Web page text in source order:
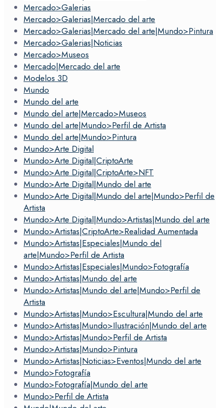
Mercado>Galerias
Mercado>Galerias|Mercado del arte
Mercado>Galerias|Mercado del arte|Mundo>Pintura
Mercado>Galerias|Noticias
Mercado>Museos
Mercado|Mercado del arte
Modelos 3D
Mundo
Mundo del arte
Mundo del arte|Mercado>Museos
Mundo del arte|Mundo>Perfil de Artista
Mundo del arte|Mundo>Pintura
Mundo>Arte Digital
Mundo>Arte Digital|CriptoArte
Mundo>Arte Digital|CriptoArte>NFT
Mundo>Arte Digital|Mundo del arte
Mundo>Arte Digital|Mundo del arte|Mundo>Perfil de
Artista
Mundo>Arte Digital|Mundo>Artistas|Mundo del arte
Mundo>Artistas|CriptoArte>Realidad Aumentada
Mundo>Artistas|Especiales|Mundo del
arte|Mundo>Perfil de Artista
Mundo>Artistas|Especiales|Mundo>Fotografía
Mundo>Artistas|Mundo del arte
Mundo>Artistas|Mundo del arte|Mundo>Perfil de
Artista
Mundo>Artistas|Mundo>Escultura|Mundo del arte
Mundo>Artistas|Mundo>Ilustración|Mundo del arte
Mundo>Artistas|Mundo>Perfil de Artista
Mundo>Artistas|Mundo>Pintura
Mundo>Artistas|Noticias>Eventos|Mundo del arte
Mundo>Fotografía
Mundo>Fotografía|Mundo del arte
Mundo>Perfil de Artista